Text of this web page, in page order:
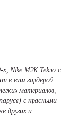
х, Nike M2K Tekno с
в ваш гардероб
материалов,
с красными
других и